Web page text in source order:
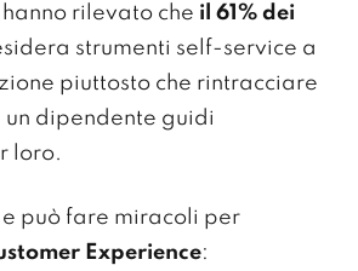
rilevato che il 61% dei
strumenti self-service a
piuttosto che rintracciare
un dipendente guidi
loro.
può fare miracoli per
Experience: